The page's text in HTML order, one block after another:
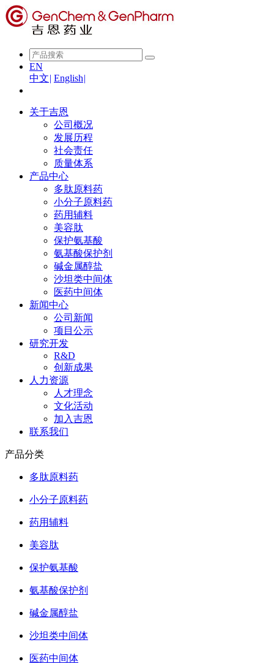
EN
中文| English|
关于吉恩
公司概况
发展历程
社会责任
质量体系
产品中心
多肽原料药
小分子原料药
药用辅料
美容肽
保护氨基酸
氨基酸保护剂
碱金属醇盐
沙坦类中间体
医药中间体
新闻中心
公司新闻
项目公示
研究开发
R&D
创新成果
人力资源
人才理念
文化活动
加入吉恩
联系我们
产品分类
多肽原料药
小分子原料药
药用辅料
美容肽
保护氨基酸
氨基酸保护剂
碱金属醇盐
沙坦类中间体
医药中间体